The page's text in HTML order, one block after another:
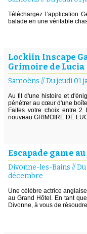
Téléchargez l’application
balade en une véritable
Lockiin Inscape
Grimoire de Lucia
Samoëns //Du jeudi 01
Au fil d'une histoire et
pénétrer au cœur d'une
Faites votre choix entre 2
nouveau GRIMOIRE DE
Escapade game
Divonne-les-Bains //
décembre
Une célèbre actrice
au Grand Hôtel. En tant
Divonne, à vous de